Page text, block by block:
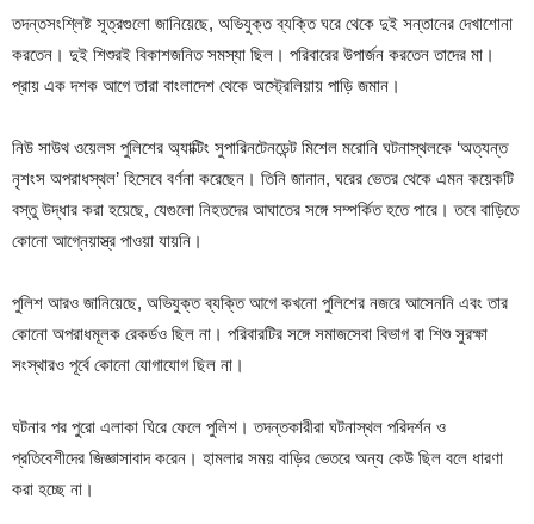
তদন্তসংশ্লিষ্ট সূত্রগুলো জানিয়েছে, অভিযুক্ত ব্যক্তি ঘরে থেকে দুই সন্তানের দেখাশোনা
করতেন। দুই শিশুরই বিকাশজনিত সমস্যা ছিল। পরিবারের উপার্জন করতেন তাদের মা।
প্রায় এক দশক আগে তারা বাংলাদেশ থেকে অস্ট্রেলিয়ায় পাড়ি জমান।
নিউ সাউথ ওয়েলস পুলিশের অ্যাক্টিং সুপারিনটেনডেন্ট মিশেল মরোনি ঘটনাস্থলকে ‘অত্যন্ত
নৃশংস অপরাধস্থল’ হিসেবে বর্ণনা করেছেন। তিনি জানান, ঘরের ভেতর থেকে এমন কয়েকটি
বস্তু উদ্ধার করা হয়েছে, যেগুলো নিহতদের আঘাতের সঙ্গে সম্পর্কিত হতে পারে। তবে বাড়িতে
কোনো আগ্নেয়াস্ত্র পাওয়া যায়নি।
পুলিশ আরও জানিয়েছে, অভিযুক্ত ব্যক্তি আগে কখনো পুলিশের নজরে আসেননি এবং তার
কোনো অপরাধমূলক রেকর্ডও ছিল না। পরিবারটির সঙ্গে সমাজসেবা বিভাগ বা শিশু সুরক্ষা
সংস্থারও পূর্বে কোনো যোগাযোগ ছিল না।
ঘটনার পর পুরো এলাকা ঘিরে ফেলে পুলিশ। তদন্তকারীরা ঘটনাস্থল পরিদর্শন ও
প্রতিবেশীদের জিজ্ঞাসাবাদ করেন। হামলার সময় বাড়ির ভেতরে অন্য কেউ ছিল বলে ধারণা
করা হচ্ছে না।